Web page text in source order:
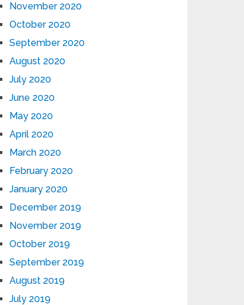
November 2020
October 2020
September 2020
August 2020
July 2020
June 2020
May 2020
April 2020
March 2020
February 2020
January 2020
December 2019
November 2019
October 2019
September 2019
August 2019
July 2019